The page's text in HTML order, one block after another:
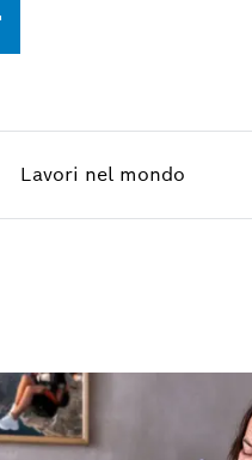
Lavori nel mondo